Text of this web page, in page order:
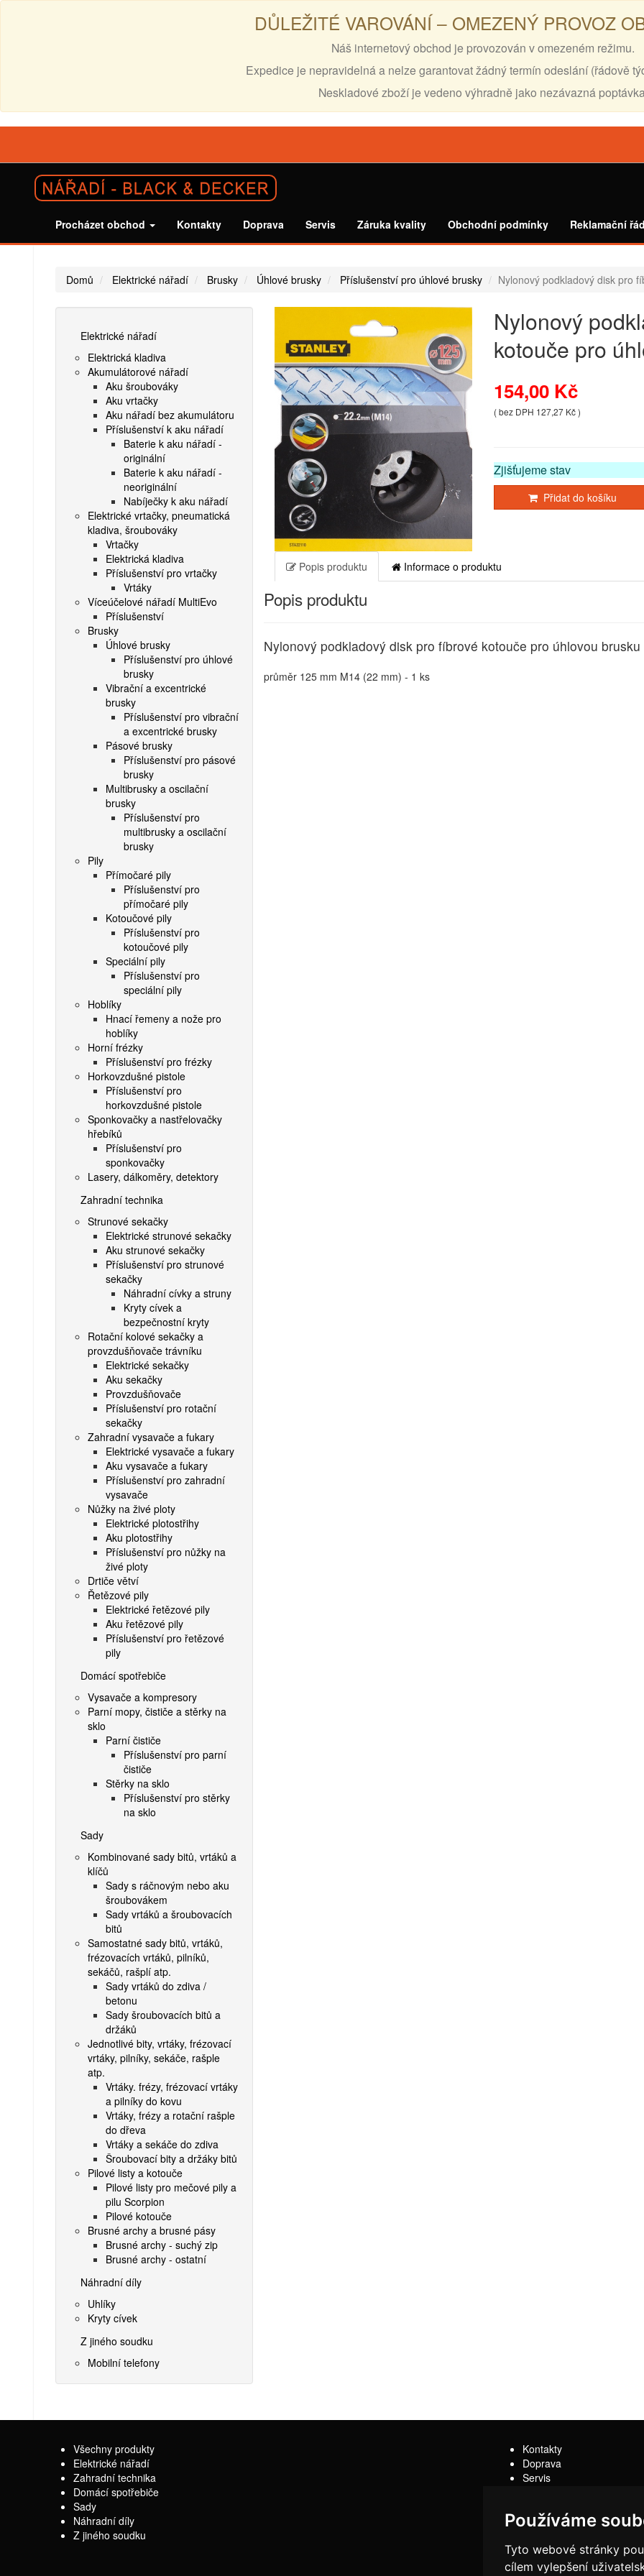
Používáme
Tyto webové stránky
cílem vylepšení
DŮLEŽITÉ VAROVÁNÍ – OMEZENÝ PROVOZ
Náš internetový obchod je provozován v omezeném režimu.
Expedice je nepravidelná a nelze garantovat žádný termín odeslání (řádově
Neskladové zboží je vedeno výhradně jako nezávazná
Procházet obchod Kontakty Doprava Servis Záruka kvality Obchodní podmínky Reklamační řád
Domů Elektrické nářadí Brusky Úhlové brusky Příslušenství pro úhlové brusky Nylonový podkladový disk pro
Elektrické nářadí
Elektrická kladiva
Akumulátorové nářadí
Aku šroubováky
Aku vrtačky
Aku nářadí bez akumulátoru
Příslušenství k aku nářadí
Baterie k aku nářadí -
originální
Baterie k aku nářadí -
neoriginální
Nabíječky k aku nářadí
Elektrické vrtačky, pneumatická
kladiva, šroubováky
Vrtačky
Elektrická kladiva
Příslušenství pro vrtačky
Vrtáky
Víceúčelové nářadí MultiEvo
Příslušenství
Brusky
Úhlové brusky
Příslušenství pro úhlové
brusky
Vibrační a excentrické
brusky
Příslušenství pro vibrační
a excentrické brusky
Pásové brusky
Příslušenství pro pásové
brusky
Multibrusky a oscilační
brusky
Příslušenství pro
multibrusky a oscilační
brusky
Pily
Přímočaré pily
Příslušenství pro
přímočaré pily
Kotoučové pily
Příslušenství pro
kotoučové pily
Speciální pily
Příslušenství pro
speciální pily
Hoblíky
Hnací řemeny a nože pro
hoblíky
Horní frézky
Příslušenství pro frézky
Horkovzdušné pistole
Příslušenství pro
horkovzdušné pistole
Sponkovačky a nastřelovačky
hřebíků
Příslušenství pro
sponkovačky
Lasery, dálkoměry, detektory
Zahradní technika
Strunové sekačky
Elektrické strunové sekačky
Aku strunové sekačky
Příslušenství pro strunové
sekačky
Náhradní cívky a struny
Kryty cívek a
bezpečnostní kryty
Rotační kolové sekačky a
provzdušňovače trávníku
Elektrické sekačky
Aku sekačky
Provzdušňovače
Příslušenství pro rotační
sekačky
Zahradní vysavače a fukary
Elektrické vysavače a fukary
Aku vysavače a fukary
Příslušenství pro zahradní
vysavače
Nůžky na živé ploty
Elektrické plotostřihy
Aku plotostřihy
Příslušenství pro nůžky na
živé ploty
Drtiče větví
Řetězové pily
Elektrické řetězové pily
Aku řetězové pily
Příslušenství pro řetězové
pily
Domácí spotřebiče
Vysavače a kompresory
Parní mopy, čističe a stěrky na
sklo
Parní čističe
Příslušenství pro parní
čističe
Stěrky na sklo
Příslušenství pro stěrky
na sklo
Sady
Kombinované sady bitů, vrtáků a
klíčů
Sady s ráčnovým nebo aku
šroubovákem
Sady vrtáků a šroubovacích
bitů
Samostatné sady bitů, vrtáků,
frézovacích vrtáků, pilníků,
sekáčů, rašplí atp.
Sady vrtáků do zdiva /
betonu
Sady šroubovacích bitů a
držáků
Jednotlivé bity, vrtáky, frézovací
vrtáky, pilníky, sekáče, rašple
atp.
Vrtáky. frézy, frézovací vrtáky
a pilníky do kovu
Vrtáky, frézy a rotační rašple
do dřeva
Vrtáky a sekáče do zdiva
Šroubovací bity a držáky bitů
Pilové listy a kotouče
Pilové listy pro mečové pily a
pilu Scorpion
Pilové kotouče
Brusné archy a brusné pásy
Brusné archy - suchý zip
Brusné archy - ostatní
Náhradní díly
Uhlíky
Kryty cívek
Z jiného soudku
Mobilní telefony
Nylonový
kotouče pro
154,00 Kč
( bez DPH 127,27 Kč )
Zjišťujeme stav
Přidat do košíku
Popis produktu Informace o produktu
Popis produktu
Nylonový podkladový disk pro fíbrové kotouče pro úhlovou brusku
průměr 125 mm M14 (22 mm) - 1 ks
Všechny produkty
Elektrické nářadí
Zahradní technika
Domácí spotřebiče
Sady
Náhradní díly
Z jiného soudku
Kontakty
Doprava
Servis